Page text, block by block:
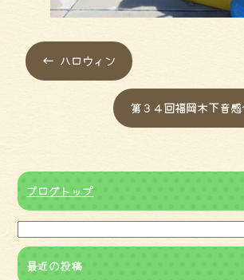
← ハロウィン
第３４回福岡木下音
ブログトップ
最近の投稿